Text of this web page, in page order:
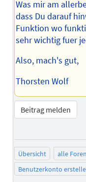
Was mir am
dass Du darauf
Funktion wo
sehr wichtig fuer
Also, mach's gut,
Thorsten Wolf
Beitrag melden
Übersicht alle Foren
Benutzerkonto